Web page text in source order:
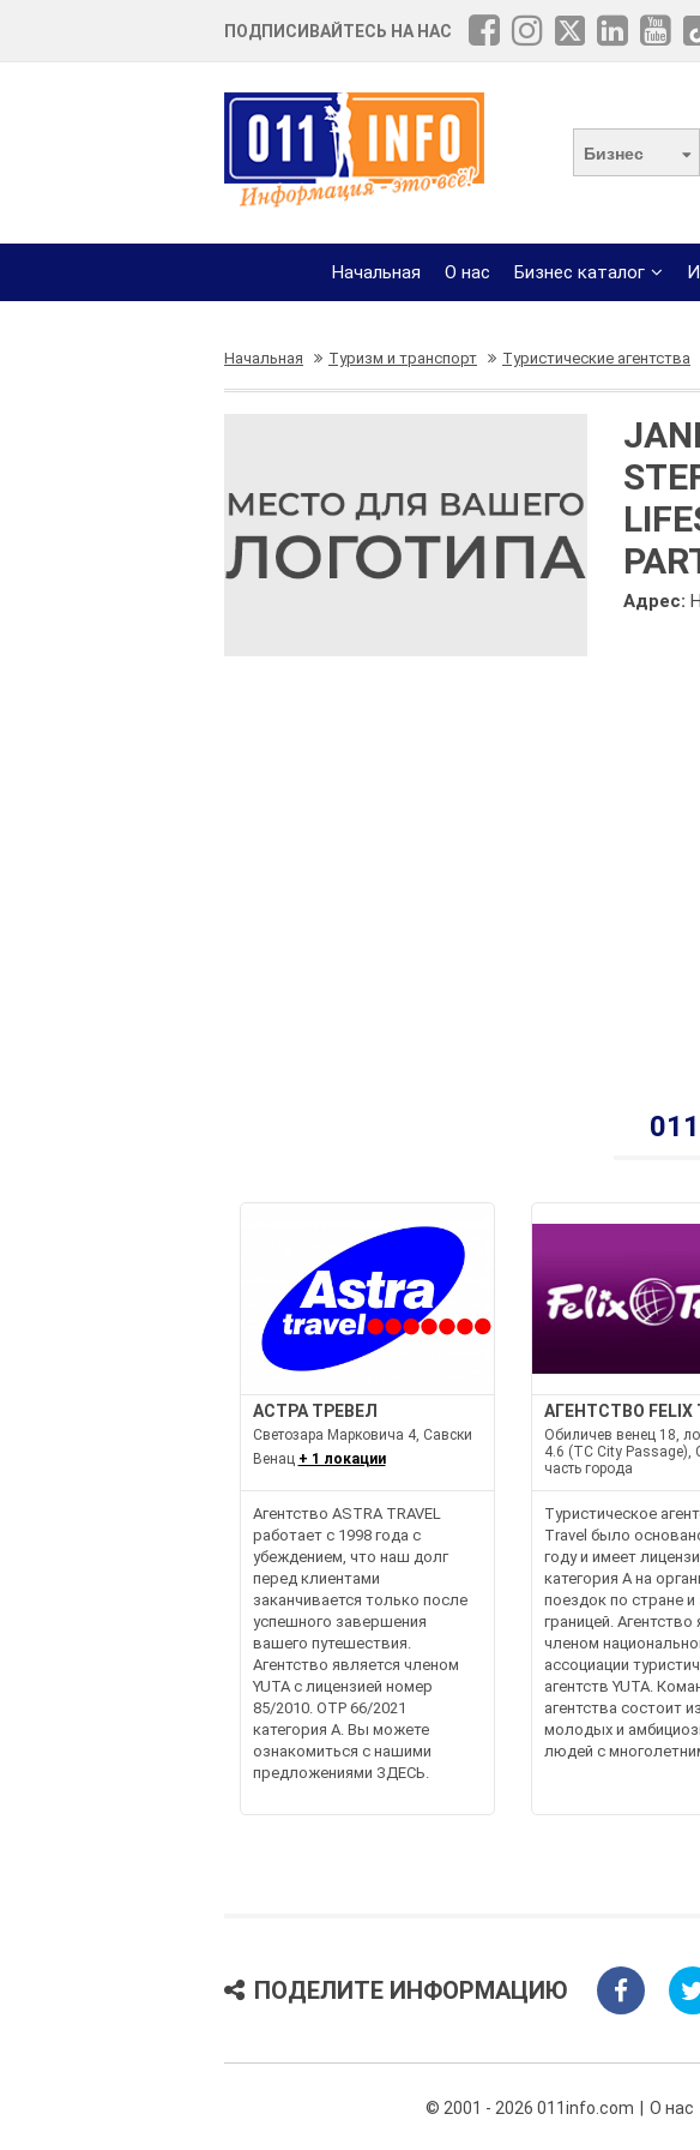
ПОДПИСИВАЙТЕСЬ НА НАС
Бизнес
Начальная О нас Бизнес каталог
Начальная Туризм и транспорт Туристические агентства
Адрес:
АСТРА ТРЕВЕЛ
Светозара Марковича 4, Савски
Венац + 1 локации
Агентство ASTRA TRAVEL
работает с 1998 года с
убеждением, что наш долг
перед клиентами
заканчивается только после
успешного завершения
вашего путешествия.
Агентство является членом
YUTA с лицензией номер
85/2010. OTP 66/2021
категория A. Вы можете
ознакомиться с нашими
предложениями ЗДЕСЬ.
АГЕНТСТВО FELIX
Обиличев венец 18,
4.6 (TC City Passage),
часть города
Туристическое
Travel было
году и имеет
категория A на
поездок по стране и
границей. Агентство
членом
ассоциации
агентств YUTA.
агентства состоит из
молодых и
людей с
ПОДЕЛИТЕ ИНФОРМАЦИЮ
© 2001 - 2026 011info.com О нас